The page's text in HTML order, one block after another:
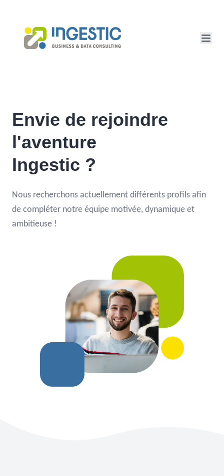
Envie de rejoindre
l'aventure
Ingestic ?
Nous recherchons actuellement différents profils afin
de compléter notre équipe motivée, dynamique et
ambitieuse !